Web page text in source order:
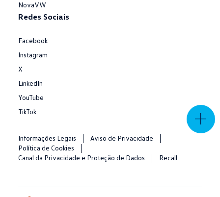
NovaVW
Redes Sociais
Facebook
Instagram
X
LinkedIn
YouTube
TikTok
Informações Legais
Aviso de Privacidade
Política de Cookies
Canal da Privacidade e Proteção de Dados
Recall